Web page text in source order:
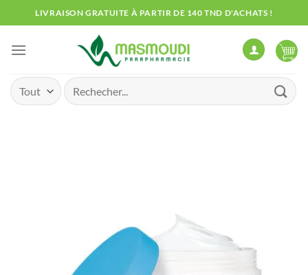
au
contenu
LIVRAISON GRATUITE À PARTIR DE 140 TND D'ACHATS !
Recherche
pour :